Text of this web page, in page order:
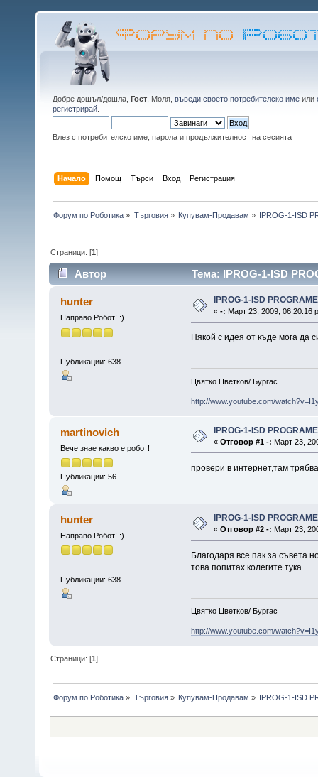
Добре дошъл/дошла, Гост . Моля, въведи своето потребителско име или
регистрирай
Влез с потребителско име, парола и продължителност на сесията
Начало Помощ Търси Вход Регистрация
Форум по Роботика » Търговия» Купувам-Продавам » IPROG-1-ISD
Страници: [1]
Автор Тема: IPROG-1-ISD
hunter
Направо Робот! :)
Публикации: 638
IPROG-1-ISD
« -: Март 23, 2009, 06:20:16
Някой с идея от къде мога да
Цвятко Цветков/ Бургас
http://www.youtube.com/
martinovich
Вече знае какво е робот!
Публикации: 56
IPROG-1-ISD
« Отговор #1 -: Март 23,
провери в интернет,там
hunter
Направо Робот! :)
Публикации: 638
IPROG-1-ISD
« Отговор #2 -: Март 23,
Благодаря все пак за съвета
това попитах колегите тука.
Цвятко Цветков/ Бургас
http://www.youtube.com/
Страници: [1]
Форум по Роботика » Търговия» Купувам-Продавам » IPROG-1-ISD